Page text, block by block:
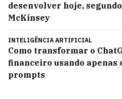
desenvolver hoje,
McKinsey
INTELIGÊNCIA ARTIFICIAL
Como transformar o
financeiro usando apenas
prompts